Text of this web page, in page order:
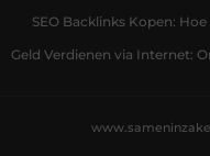
SEO Backlinks Kopen:
Geld Verdienen via Internet: